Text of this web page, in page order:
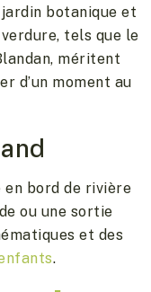
botanique et
tels que le
méritent
d’un moment au
en bord de rivière
ou une sortie
et des
.